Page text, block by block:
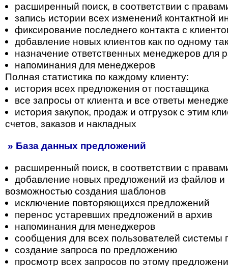
расширенный поиск, в соответствии с
запись истории всех изменений контактной
фиксирование последнего контакта с
добавление новых клиентов как по одному
назначение ответственных менеджеров для
напоминания для менеджеров
Полная статистика по каждому клиенту:
история всех предложения от поставщика
все запросы от клиента и все ответы
история закупок, продаж и отгрузок с этим
счетов, заказов и накладных
» База данных предложений
расширенный поиск, в соответствии с
добавление новых предложений из файлов
возможностью создания шаблонов
исключение повторяющихся предложений
перенос устаревших предложений в архив
напоминания для менеджеров
сообщения для всех пользователей
создание запроса по предложению
просмотр всех запросов по этому